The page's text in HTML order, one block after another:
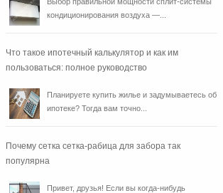
кондиционирования воздуха —...
Что такое ипотечный калькулятор и как им
пользоваться: полное руководство
Планируете купить жилье и задумываетесь об
ипотеке? Тогда вам точно...
Почему сетка сетка-рабица для забора так
популярна
Привет, друзья! Если вы когда-нибудь